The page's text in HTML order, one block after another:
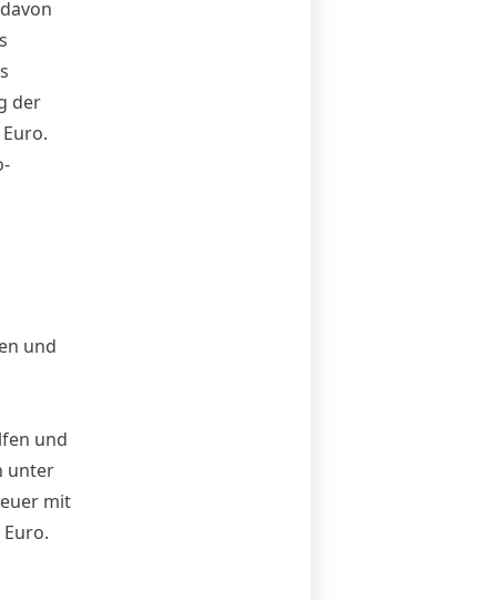
der
und
und
unter
mit